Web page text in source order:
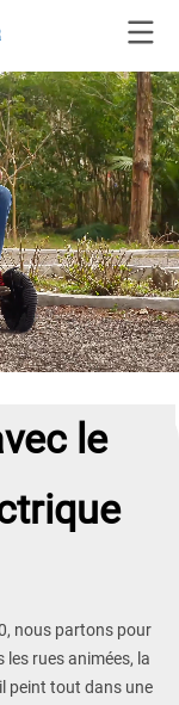
le
nous partons pour
rues animées, la
peint tout dans une